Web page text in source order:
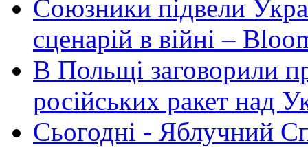
Союзники підвели
сценарій в війні –
В Польщі заговорили
російських ракет над
Сьогодні - Яблучний